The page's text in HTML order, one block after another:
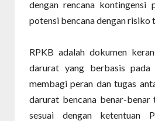
dengan rencana kontingensi
potensi bencana dengan risiko
RPKB adalah dokumen
darurat yang berbasis pada
membagi peran dan tugas
darurat bencana benar-
sesuai dengan ketentuan